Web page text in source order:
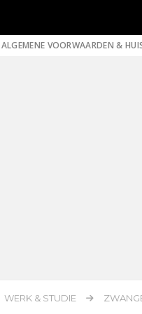
ALGEMENE VOORWAARDEN &
WERK & STUDIE